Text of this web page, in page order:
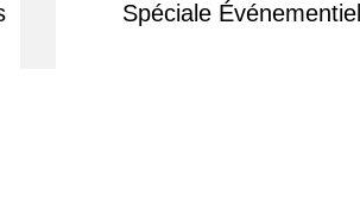
Spéciale Événementiel